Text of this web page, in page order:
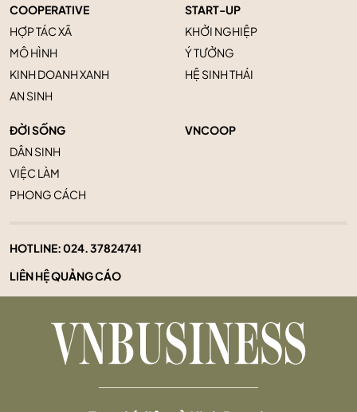
COOPERATIVE
HỢP TÁC XÃ
MÔ HÌNH
KINH DOANH XANH
AN SINH
START-UP
KHỞI NGHIỆP
Ý TƯỞNG
HỆ SINH THÁI
ĐỜI SỐNG
DÂN SINH
VIỆC LÀM
PHONG CÁCH
VNCOOP
HOTLINE:024. 37824741
LIÊN HỆ QUẢNG CÁO